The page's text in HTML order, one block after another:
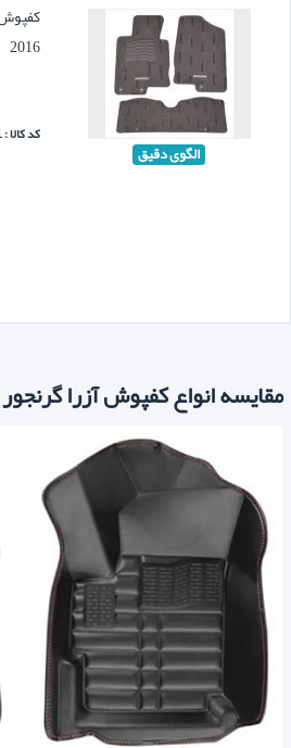
الگوی دقیق
2016
کد کالا : 0261
مقایسه انواع کفپوش آزرا گرنجور 2012-2016